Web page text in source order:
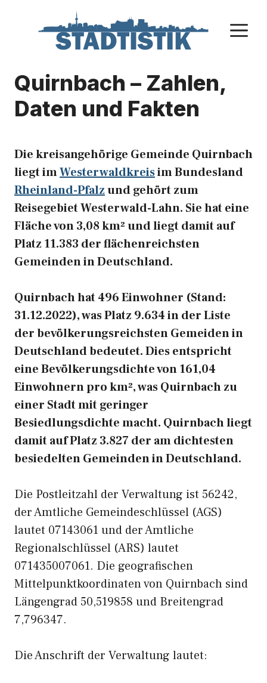
Quirnbach – Zahlen,
Daten und Fakten
Die kreisangehörige Gemeinde Quirnbach
liegt imWesterwaldkreisim Bundesland
Rheinland-Pfalzund gehört zum
Reisegebiet Westerwald-Lahn. Sie hat eine
Fläche von 3,08 km² und liegt damit auf
Platz 11.383 der flächenreichsten
Gemeinden in Deutschland.
Quirnbach hat 496 Einwohner (Stand:
31.12.2022), was Platz 9.634 in der Liste
der bevölkerungsreichsten Gemeiden in
Deutschland bedeutet. Dies entspricht
eine Bevölkerungsdichte von 161,04
Einwohnern pro km², was Quirnbach zu
einer Stadt mit geringer
Besiedlungsdichte macht. Quirnbach liegt
damit auf Platz 3.827 der am dichtesten
besiedelten Gemeinden in Deutschland.
Die Postleitzahl der Verwaltung ist 56242,
der Amtliche Gemeindeschlüssel (AGS)
lautet 07143061 und der Amtliche
Regionalschlüssel (ARS) lautet
071435007061. Die geografischen
Mittelpunktkoordinaten von Quirnbach sind
Längengrad 50,519858 und Breitengrad
7,796347.
Die Anschrift der Verwaltung lautet: